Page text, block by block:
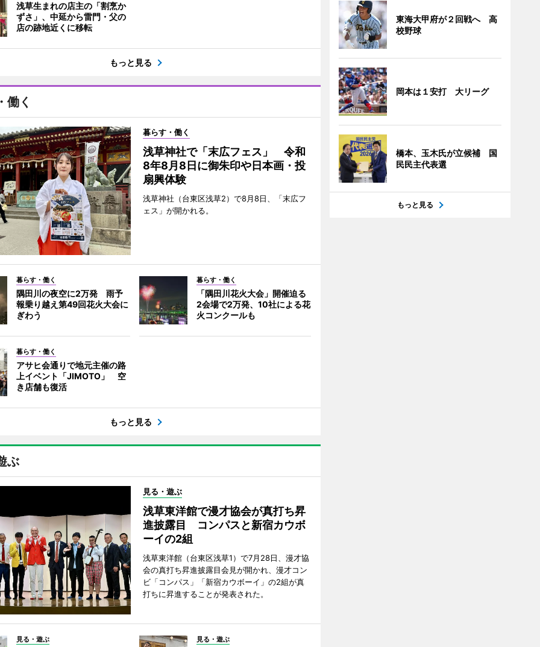
浅草生まれの店主の「割烹か
ずさ」、中延から雷門・父の
店の跡地近くに移転
もっと見る
働く
暮らす・働く
浅草神社で「末広フェス」 令和
8年8月8日に御朱印や日本画・投
扇興体験
浅草神社（台東区浅草2）で8月8日、「末広フ
ェス」が開かれる。
暮らす・働く
隅田川の夜空に2万発 雨予
報乗り越え第49回花火大会に
ぎわう
暮らす・働く
「隅田川花火大会」開催迫る
2会場で2万発、10社による花
火コンクールも
暮らす・働く
アサヒ会通りで地元主催の路
上イベント「JIMOTO」 空
き店舗も復活
もっと見る
ぶ
見る・遊ぶ
浅草東洋館で漫才協会が真打ち昇
進披露目 コンパスと新宿カウボ
ーイの2組
浅草東洋館（台東区浅草1）で7月28日、漫才協
会の真打ち昇進披露目会見が開かれ、漫才コン
ビ「コンパス」「新宿カウボーイ」の2組が真
打ちに昇進することが発表された。
見る・遊ぶ 見る・遊ぶ
東海大甲府が２回戦へ 高
校野球
岡本は１安打 大リーグ
橋本、玉木氏が立候補 国
民民主代表選
もっと見る